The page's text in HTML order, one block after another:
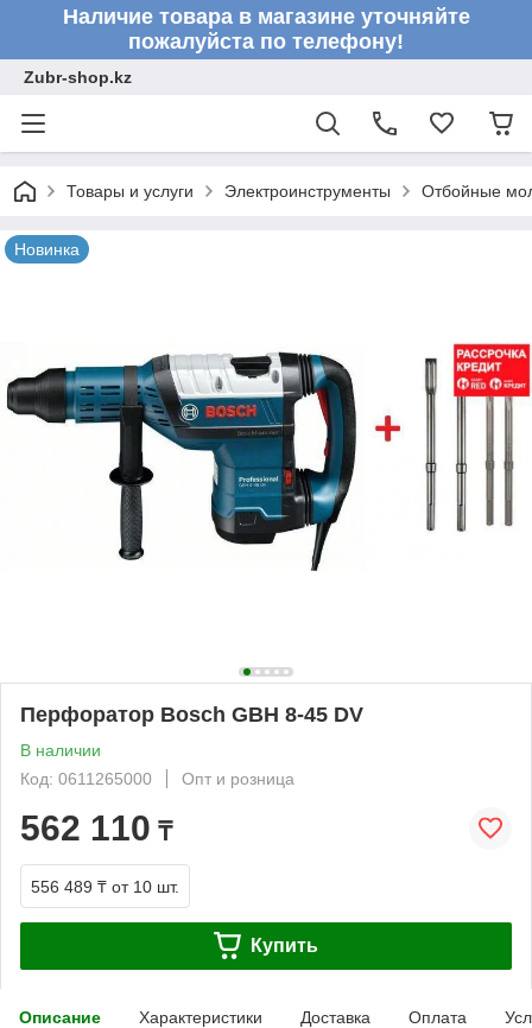
Наличие товара в магазине уточняйте
пожалуйста по телефону!
Zubr-shop.kz
Товары и услуги Электроинструменты Отбойные
Новинка
Перфоратор Bosch GBH 8-45 DV
В наличии
Код: 0611265000
Опт и розница
562 110 ₸
556 489 ₸ от 10 шт.
Купить
Описание Характеристики Доставка Оплата